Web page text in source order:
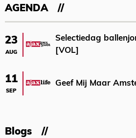
AGENDA
23
AUG
Selectiedag
[VOL]
11
SEP
Geef Mij Maar
Blogs